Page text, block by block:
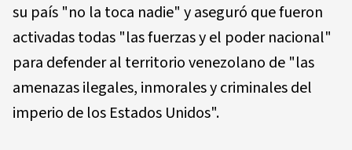
su país "no la toca nadie" y aseguró que fueron
activadas todas "las fuerzas y el poder nacional"
para defender al territorio venezolano de "las
amenazas ilegales, inmorales y criminales del
imperio de los Estados Unidos".